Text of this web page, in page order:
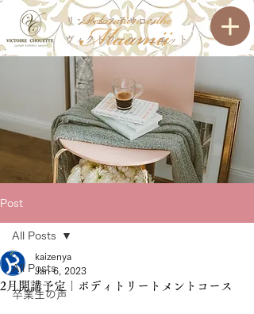
ヴィクトワールシュエット
リンパエステサロン
Post
All Posts
卒業生の声
All Posts
2月開講予定｜ボディトリートメントコース
kaizenya
Jan 6, 2023